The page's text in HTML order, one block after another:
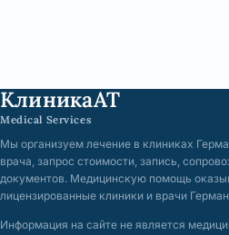
КлиникаАТ
Medical Services
Мы организуем лечение в клиниках
врача, запрос стоимости, запись,
документов. Медицинскую помощь
лицензированные клиники и врачи
Информация на сайте не является